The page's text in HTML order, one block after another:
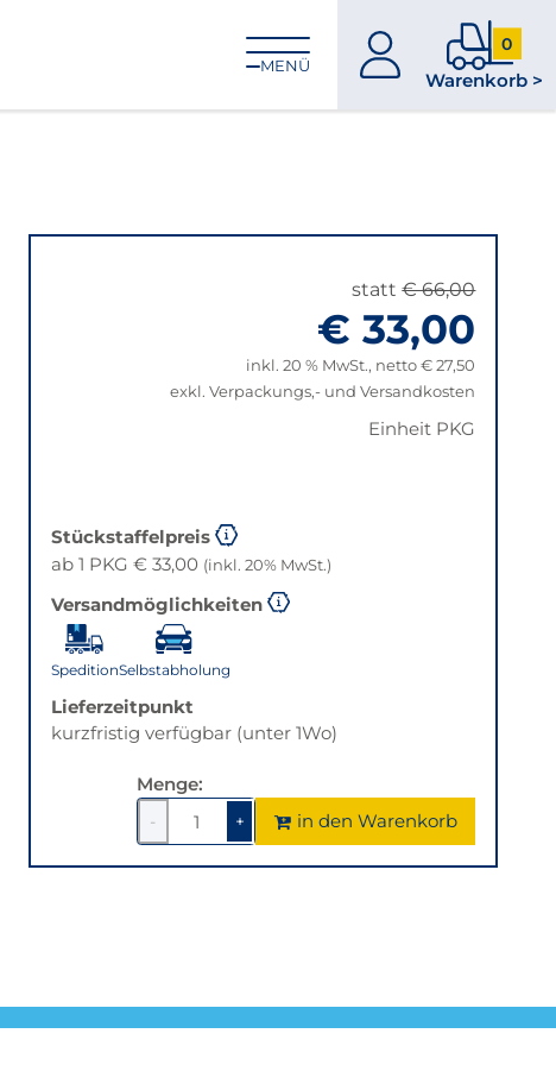
MENÜ
zum
0
Warenkorb >
0
im
statt€ 66,00
€ 33,00
inkl. 20 % MwSt., netto € 27,50
exkl. Verpackungs,- und Versandkosten
Einheit PKG
Stückstaffelpreis
ab 1 PKG € 33,00 (inkl. 20% MwSt.)
Versandmöglichkeiten
SpeditionSelbstabholung
Lieferzeitpunkt
kurzfristig verfügbar (unter 1Wo)
Menge:
-
1
um
1
+
1
um
1
in den Warenkorb